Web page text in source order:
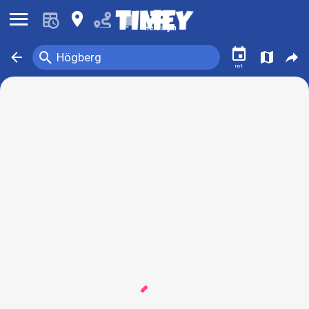
󰍜 󰍎 󰂚 Helsingin
󰁍 Högberg
󰍉 󰃭
nyt
󰍍 󰒖